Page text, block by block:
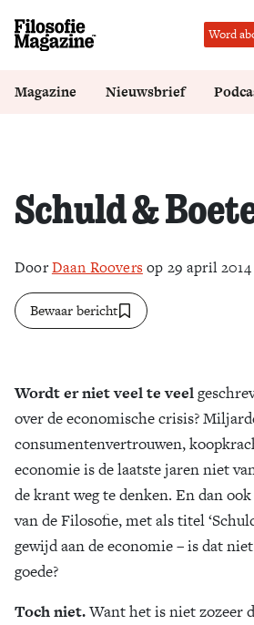
Word
Magazine Nieuwsbrief
Schuld &
DoorDaan Roovers op 29 april 2014
Bewaar bericht
Wordt er niet veel te veel
over de economische crisis?
consumentenvertrouwen,
economie is de laatste jaren niet
de krant weg te denken. En dan
van de Filosofie, met als titel
gewijd aan de economie – is dat
goede?
Toch niet.Want het is niet zozeer